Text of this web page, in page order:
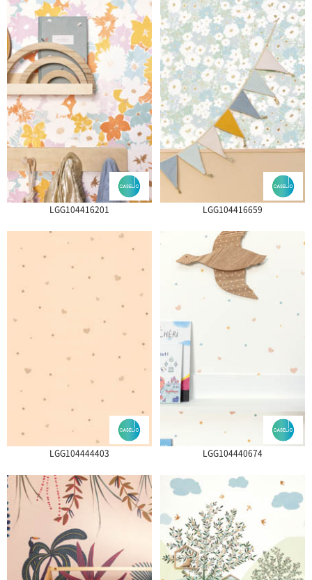
LGG104416201 LGG104416659
LGG104444403 LGG104440674